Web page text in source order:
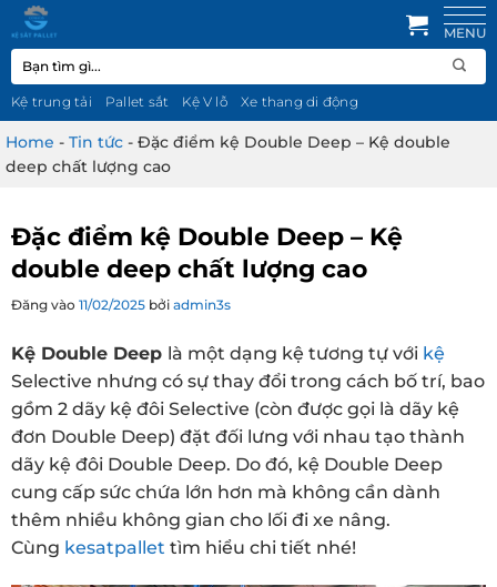
qua
nội
dung
Tìm
kiếm:
Kệ trung tải Pallet sắt Kệ V lỗ Xe thang di động
Home - Tin tức - Đặc điểm kệ Double Deep – Kệ double
deep chất lượng cao
Đặc điểm kệ Double Deep – Kệ
double deep chất lượng cao
Đăng vào 11/02/2025 bởi admin3s
Kệ Double Deep là một dạng kệ tương tự với kệ
Selective nhưng có sự thay đổi trong cách bố trí, bao
gồm 2 dãy kệ đôi Selective (còn được gọi là dãy kệ
đơn Double Deep) đặt đối lưng với nhau tạo thành
dãy kệ đôi Double Deep. Do đó, kệ Double Deep
cung cấp sức chứa lớn hơn mà không cần dành
thêm nhiều không gian cho lối đi xe nâng.
Cùng kesatpallet tìm hiểu chi tiết nhé!